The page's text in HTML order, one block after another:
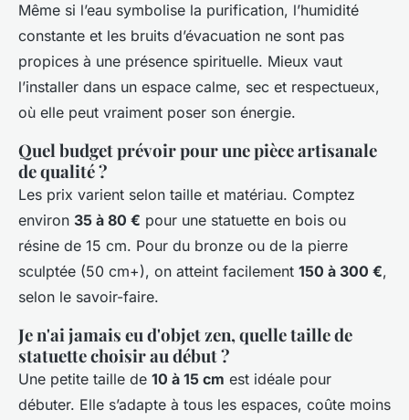
Même si l’eau symbolise la purification, l’humidité
constante et les bruits d’évacuation ne sont pas
propices à une présence spirituelle. Mieux vaut
l’installer dans un espace calme, sec et respectueux,
où elle peut vraiment poser son énergie.
Quel budget prévoir pour une pièce artisanale
de qualité ?
Les prix varient selon taille et matériau. Comptez
environ 35 à 80 € pour une statuette en bois ou
résine de 15 cm. Pour du bronze ou de la pierre
sculptée (50 cm+), on atteint facilement 150 à 300 €,
selon le savoir-faire.
Je n'ai jamais eu d'objet zen, quelle taille de
statuette choisir au début ?
Une petite taille de 10 à 15 cm est idéale pour
débuter. Elle s’adapte à tous les espaces, coûte moins